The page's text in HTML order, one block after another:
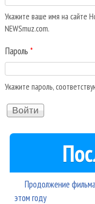
Укажите ваше имя на сайте
NEWSmuz.com.
Пароль *
Укажите пароль,
Продолжение
этом году